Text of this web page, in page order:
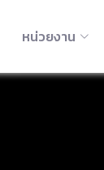
หน่วยงาน